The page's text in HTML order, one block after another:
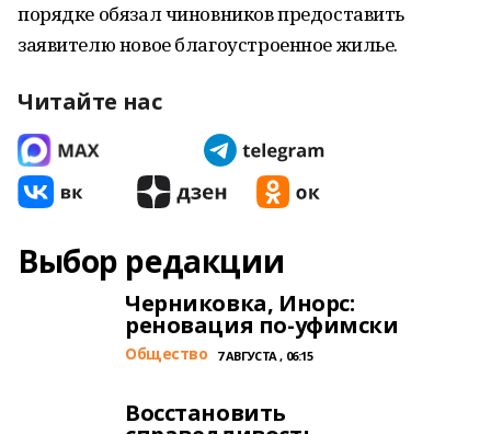
порядке обязал чиновников предоставить
заявителю новое благоустроенное жилье.
Читайте нас
Выбор редакции
Черниковка, Инорс:
реновация по-уфимски
Общество 7 АВГУСТА , 06:15
Восстановить